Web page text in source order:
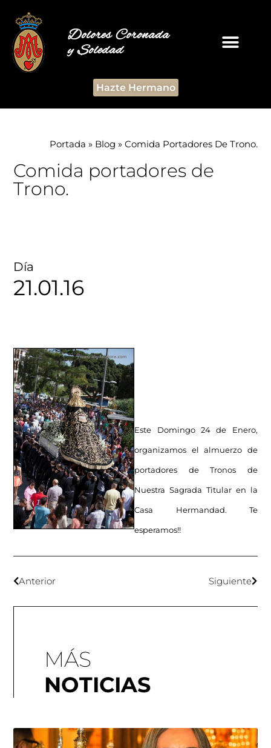
Dolores Coronada
y Soledad
Hazte Hermano
Portada » Blog » Comida Portadores De Trono.
Comida portadores de
Trono.
Día
21.01.16
Este Domingo 24 de Enero,
organizamos el almuerzo de
portadores de Tronos de
Nuestra Sagrada Titular en la
Casa Hermandad. Te
esperamos!!
Anterior Siguiente
MÁS
NOTICIAS